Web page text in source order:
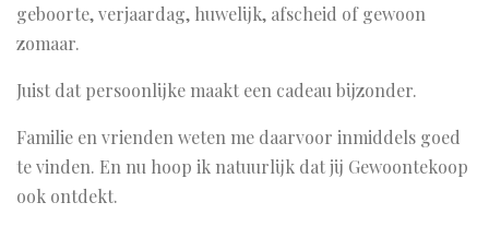
geboorte, verjaardag, huwelijk, afscheid of gewoon
zomaar.
Juist dat persoonlijke maakt een cadeau bijzonder.
Familie en vrienden weten me daarvoor inmiddels goed
te vinden. En nu hoop ik natuurlijk dat jij Gewoontekoop
ook ontdekt.